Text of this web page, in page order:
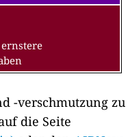
-verschmutzung zu
die Seite